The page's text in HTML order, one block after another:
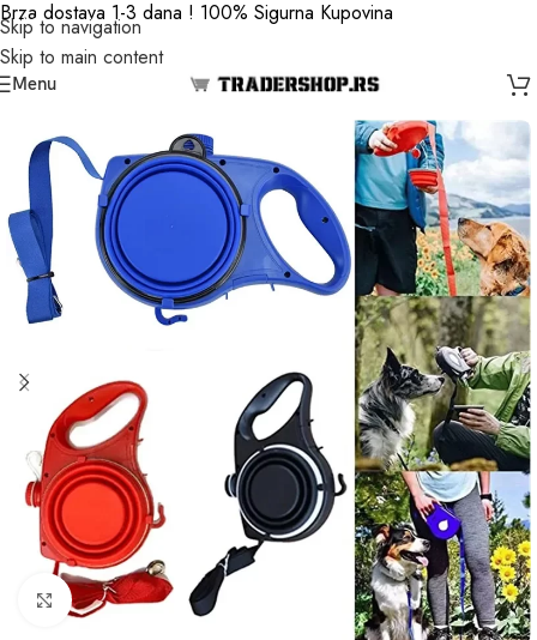
Skip to navigation
Skip to main content
Brza dostava 1-3 dana ! 100% Sigurna Kupovina
Menu
Click to enlarge